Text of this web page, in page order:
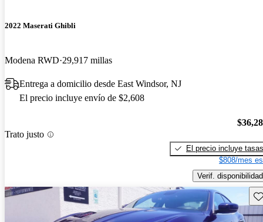
2022 Maserati Ghibli
Modena RWD 29,917 millas
Entrega a domicilio desde East Windsor, NJ
El precio incluye envío de $2,608
Trato justo
El precio incluye tasas
$808/mes
Verif. disponibilidad